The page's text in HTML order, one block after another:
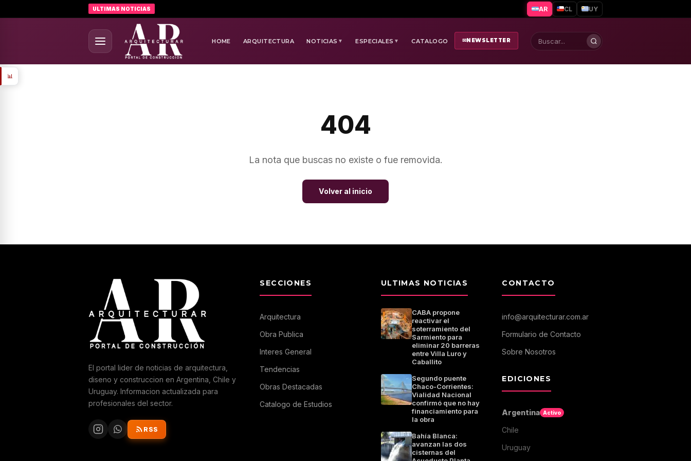
ULTIMAS NOTICIAS AR CL UY
HOME ARQUITECTURA NOTICIAS ▼ ESPECIALES ▼ CATALOGO ✉NEWSLETTER
404
La nota que buscas no existe o fue removida.
Volver al inicio
El portal lider de noticias de arquitectura,
diseno y construccion en Argentina, Chile y
Uruguay. Informacion actualizada para
profesionales del sector.
RSS
SECCIONES
Arquitectura
Obra Publica
Interes General
Tendencias
Obras Destacadas
Catalogo de Estudios
ULTIMAS NOTICIAS
CABA propone
reactivar el
soterramiento del
Sarmiento para
eliminar 20 barreras
entre Villa Luro y
Caballito
Segundo puente
Chaco-Corrientes:
Vialidad Nacional
confirmó que no hay
financiamiento para
la obra
Bahía Blanca:
avanzan las dos
cisternas del
CONTACTO
info@arquitecturar.com.ar
Formulario de Contacto
Sobre Nosotros
EDICIONES
Argentina Activo
Chile
Uruguay
📊